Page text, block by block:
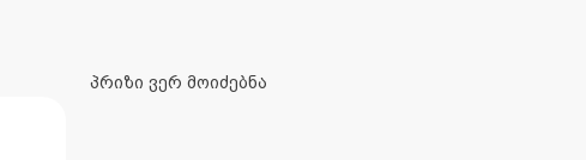
პრიზი ვერ მოიძებნა